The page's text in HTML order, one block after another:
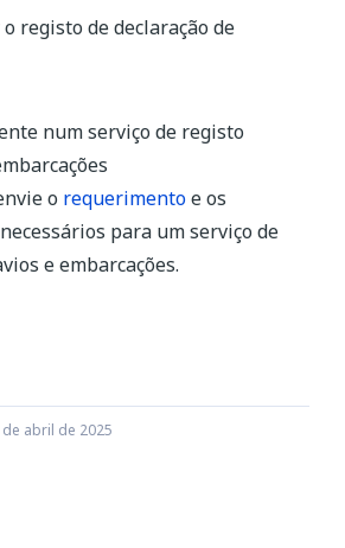
registo de declaração de
num serviço de registo
o requerimentoe os
para um serviço de
e embarcações.
abril de 2025